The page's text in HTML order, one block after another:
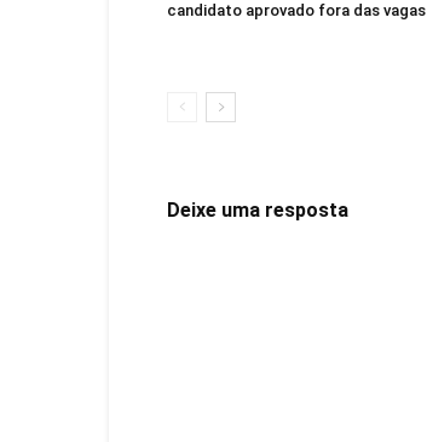
candidato aprovado fora das vagas
Deixe uma resposta